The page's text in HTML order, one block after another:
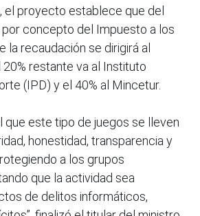
el proyecto establece que del
concepto del Impuesto a los
la recaudación se dirigirá al
restante va al Instituto
(IPD) y el 40% al Mincetur.
que este tipo de juegos se lleven
honestidad, transparencia y
a los grupos
que la actividad sea
de delitos informáticos,